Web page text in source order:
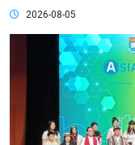
2026-08-05